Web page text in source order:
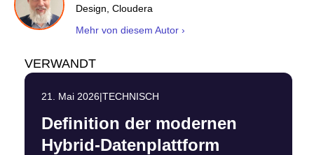
Design, Cloudera
Mehr von diesem Autor ›
VERWANDT
21. Mai 2026|TECHNISCH
Definition der modernen
Hybrid-Datenplattform